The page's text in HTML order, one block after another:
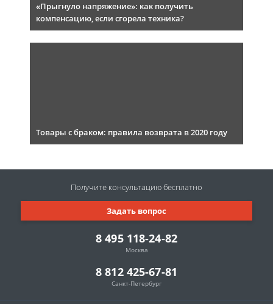
«Прыгнуло напряжение»: как получить
компенсацию, если сгорела техника?
Товары с браком: правила возврата в 2020 году
8 495 118-24-82
Москва
8 812 425-67-81
Санкт-Петербург
Задать вопрос
Получите консультациюбесплатно